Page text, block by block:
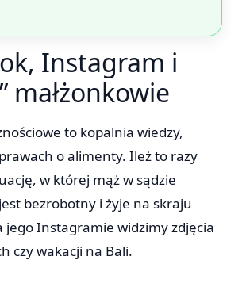
Instagram i
małżonkowie
to kopalnia wiedzy,
o alimenty. Ileż to razy
w której mąż w sądzie
bezrobotny i żyje na skraju
jego Instagramie widzimy zdjęcia
czy wakacji na Bali.